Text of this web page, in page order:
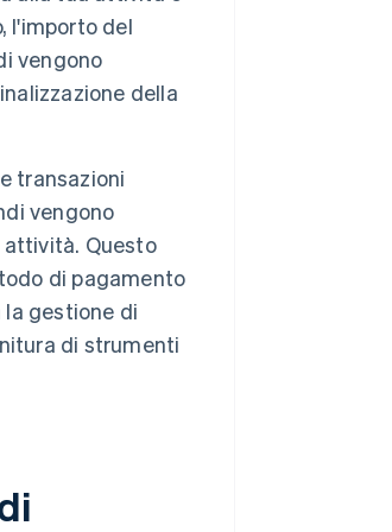
l'importo del
vengono
della
transazioni
vengono
Questo
di pagamento
gestione di
di strumenti